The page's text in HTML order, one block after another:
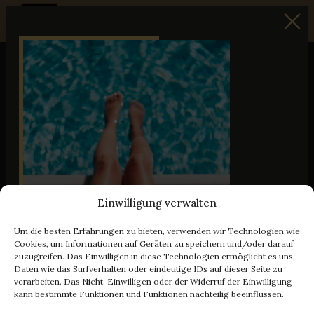
Einwilligung verwalten
Um die besten Erfahrungen zu bieten, verwenden wir Technologien wie
Cookies, um Informationen auf Geräten zu speichern und/oder darauf
zuzugreifen. Das Einwilligen in diese Technologien ermöglicht es uns,
Daten wie das Surfverhalten oder eindeutige IDs auf dieser Seite zu
verarbeiten. Das Nicht-Einwilligen oder der Widerruf der Einwilligung
kann bestimmte Funktionen und Funktionen nachteilig beeinflussen.
Travel Istria / Villen an der Ostküste Istriens
VILLEN AN DER HERRLICHEN
OSTKÜSTE ISTRIENS
Zeigt1-9von9 Ergebnisse
Sortiere nach:Empfohlen
12.09 - 03.10.26 -10%